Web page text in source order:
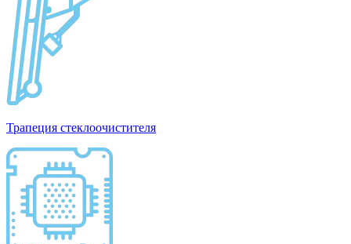
Трапеция стеклоочистителя